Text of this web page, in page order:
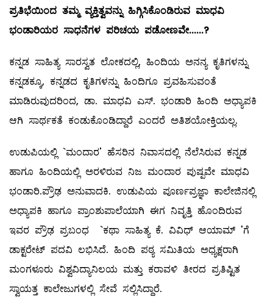
ಪ್ರತಿಭೆಯಿಂದ ತಮ್ಮ ವ್ಯಕ್ತಿತ್ವವನ್ನು ಹಿಗ್ಗಿಸಿಕೊಂಡಿರುವ ಮಾಧವಿ
ಭಂಡಾರಿಯರ ಸಾಧನೆಗಳ ಪರಿಚಯ ಪಡೋಣವೇ......?
ಕನ್ನಡ ಸಾಹಿತ್ಯ ಸಾರಸ್ವತ ಲೋಕದಲ್ಲಿ, ಹಿಂದಿಯ ಅನನ್ಯ ಕೃತಿಗಳನ್ನು
ಕನ್ನಡಕ್ಕೂ, ಕನ್ನಡದ ಕೃತಿಗಳನ್ನು ಹಿಂದಿಗೂ ಪ್ರವಹಿಸುವಂತೆ
ಮಾಡಿರುವುದರಿಂದ, ಡಾ. ಮಾಧವಿ ಎಸ್‌. ಭಂಡಾರಿ ಹಿಂದಿ ಅಧ್ಯಾಪಕಿ
ಆಗಿ ಸಾರ್ಥಕತೆ ಕಂಡುಕೊಂಡಿದ್ದಾರೆ ಎಂದರೆ ಅತಿಶಯೋಕ್ತಿಯಲ್ಲ.
ಉಡುಪಿಯಲ್ಲಿ `ಮಂದಾರ' ಹೆಸರಿನ ನಿವಾಸದಲ್ಲಿ ನೆಲೆಸಿರುವ ಕನ್ನಡ
ಹಾಗೂ ಹಿಂದಿಯಲ್ಲಿ ಅರಳಿರುವ ನಿಜ ಮಂದಾರ ಪುಷ್ಪವೇ ಮಾಧವಿ
ಭಂಡಾರಿ.ಪ್ರೌಢ ಅನುವಾದಕಿ. ಉಡುಪಿಯ ಪೂರ್ಣಪ್ರಜ್ಞಾ ಕಾಲೇಜಿನಲ್ಲಿ
ಅಧ್ಯಾಪಕಿ ಹಾಗೂ ಪ್ರಾಂಶುಪಾಲೆಯಾಗಿ ಈಗ ನಿವೃತ್ತಿ ಹೊಂದಿರುವ
ಇವರ ಪ್ರೌಢ ಪ್ರಬಂಧ `ಕಥಾ ಸಾಹಿತ್ಯ ಕೆ. ವಿವಿಧ್‌ ಆಯಾಮ್ 'ಗೆ
ಡಾಕ್ಟರೇಟ್‌ ಪದವಿ ಲಭಿಸಿದೆ. ಹಿಂದಿ ಪಠ್ಯ ಸಮಿತಿಯ ಅಧ್ಯಕ್ಷರಾಗಿ
ಮಂಗಳೂರು ವಿಶ್ವವಿದ್ಯಾನಿಲಯ ಮತ್ತು ಕರಾವಳಿ ತೀರದ ಪ್ರತಿಷ್ಟಿತ
ಸ್ವಾಯತ್ತ ಕಾಲೇಜುಗಳಲ್ಲಿ ಸೇವೆ ಸಲ್ಲಿಸಿದ್ದಾರೆ.